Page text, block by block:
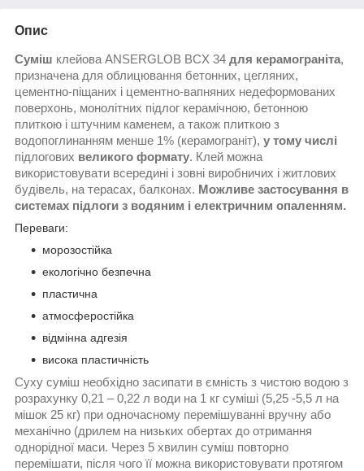
Опис
Суміш клейова ANSERGLOB BCX 34 для керамограніта,
призначена для облицювання бетонних, цегляних,
цементно-піщаних і цементно-вапняних недеформованих
поверхонь, монолітних підлог керамічною, бетонною
плиткою і штучним каменем, а також плиткою з
водопоглинанням менше 1% (керамограніт), у тому числі
підлогових великого формату. Клей можна
використовувати всередині і зовні виробничих і житлових
будівель, на терасах, балконах. Можливе застосування в
системах підлоги з водяним і електричним опаленням.
Переваги:
морозостійка
екологічно безпечна
пластична
атмосферостійка
відмінна адгезія
висока пластичність
Суху суміш необхідно засипати в ємність з чистою водою з
розрахунку 0,21 – 0,22 л води на 1 кг суміші (5,25 -5,5 л на
мішок 25 кг) при одночасному перемішуванні вручну або
механічно (дрилем на низьких обертах до отримання
однорідної маси. Через 5 хвилин суміш повторно
перемішати, після чого її можна використовувати протягом